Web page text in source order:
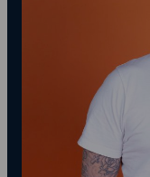
Display
YouTube
Google shopping
Bing Ads
E-MAIL